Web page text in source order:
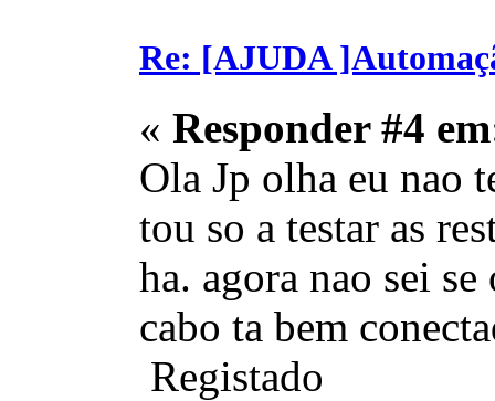
Re: [AJUDA
« Responder #4
Ola Jp olha eu nao
tou so a testar as
ha. agora nao sei
cabo ta bem
Registado